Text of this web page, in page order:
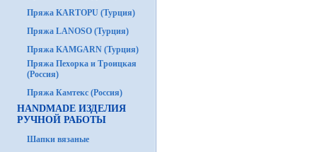
Пряжа KARTOPU (Турция)
Пряжа LANOSO (Турция)
Пряжа KAMGARN (Турция)
Пряжа Пехорка и Троицкая
(Россия)
Пряжа Камтекс (Россия)
HANDMADE ИЗДЕЛИЯ
РУЧНОЙ РАБОТЫ
Шапки вязаные